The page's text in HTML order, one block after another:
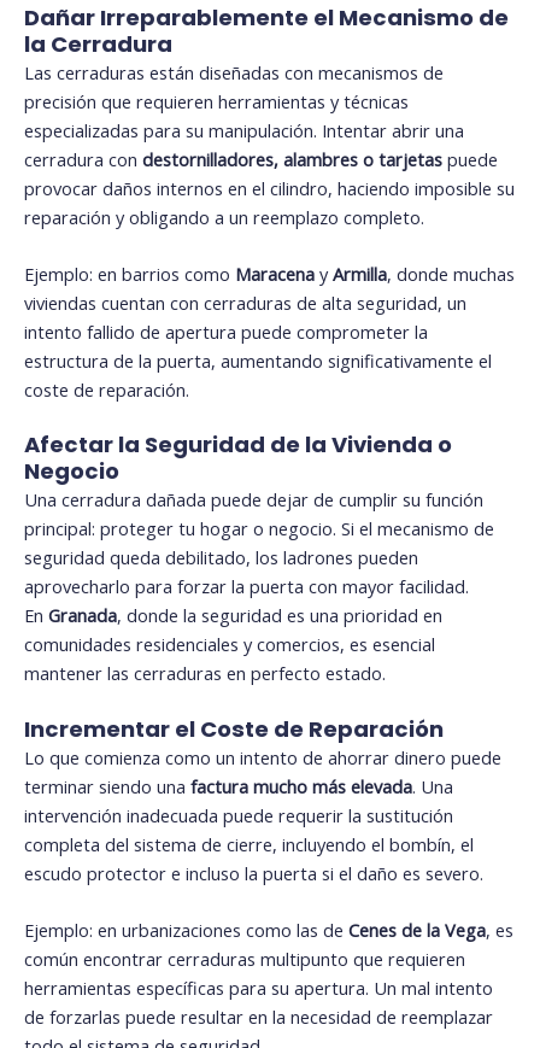
Dañar Irreparablemente el Mecanismo de
la Cerradura
Las cerraduras están diseñadas con mecanismos de
precisión que requieren herramientas y técnicas
especializadas para su manipulación. Intentar abrir una
cerradura con destornilladores, alambres o tarjetas puede
provocar daños internos en el cilindro, haciendo imposible su
reparación y obligando a un reemplazo completo.
Ejemplo: en barrios como Maracena yArmilla, donde muchas
viviendas cuentan con cerraduras de alta seguridad, un
intento fallido de apertura puede comprometer la
estructura de la puerta, aumentando significativamente el
coste de reparación.
Afectar la Seguridad de la Vivienda o
Negocio
Una cerradura dañada puede dejar de cumplir su función
principal: proteger tu hogar o negocio. Si el mecanismo de
seguridad queda debilitado, los ladrones pueden
aprovecharlo para forzar la puerta con mayor facilidad.
En Granada, donde la seguridad es una prioridad en
comunidades residenciales y comercios, es esencial
mantener las cerraduras en perfecto estado.
Incrementar el Coste de Reparación
Lo que comienza como un intento de ahorrar dinero puede
terminar siendo una factura mucho más elevada. Una
intervención inadecuada puede requerir la sustitución
completa del sistema de cierre, incluyendo el bombín, el
escudo protector e incluso la puerta si el daño es severo.
Ejemplo: en urbanizaciones como las de Cenes de la Vega, es
común encontrar cerraduras multipunto que requieren
herramientas específicas para su apertura. Un mal intento
de forzarlas puede resultar en la necesidad de reemplazar